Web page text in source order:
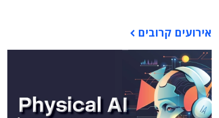
אירועים קרובים